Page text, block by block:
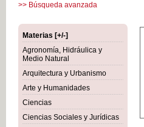
>> Búsqueda avanzada
Materias [+/-]
Agronomía, Hidráulica y
Medio Natural
Arquitectura y Urbanismo
Arte y Humanidades
Ciencias
Ciencias Sociales y Jurídicas